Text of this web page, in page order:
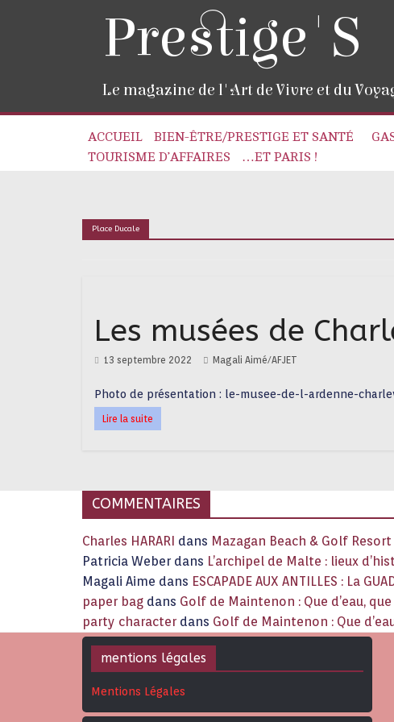
Prestige'S
Le magazine de l'Art de Vivre et du
ACCUEIL BIEN-ÊTRE/PRESTIGE ET SANTÉ
TOURISME D’AFFAIRES
…ET PARIS !
Place Ducale
Les musées de
13 septembre 2022 Magali Aimé/AFJET
Photo de présentation : le-musee-de-l-ardenne-
Lire la suite
COMMENTAIRES
Charles HARARI dans Mazagan Beach & Golf
Patricia Weber dans L’archipel de Malte : lieux
Magali Aime dans ESCAPADE AUX ANTILLES : La
paper bag dans Golf de Maintenon : Que d’eau, que
party character dans Golf de Maintenon : Que
mentions légales
Mentions Légales